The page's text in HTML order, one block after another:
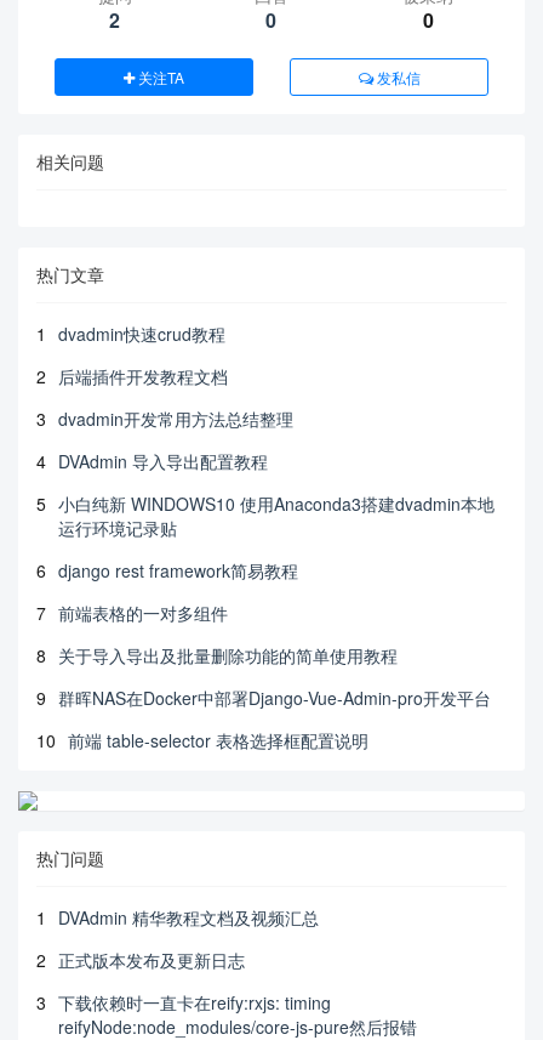
2 0 0
关注TA 发私信
相关问题
热门文章
1
dvadmin快速crud教程
2
后端插件开发教程文档
3 dvadmin开发常用方法总结整理
4 DVAdmin 导入导出配置教程
5 小白纯新 WINDOWS10 使用Anaconda3搭建dvadmin本地
运行环境记录贴
6 django rest framework简易教程
7 前端表格的一对多组件
8 关于导入导出及批量删除功能的简单使用教程
9 群晖NAS在Docker中部署Django-Vue-Admin-pro开发平台
10 前端 table-selector 表格选择框配置说明
热门问题
1
DVAdmin 精华教程文档及视频汇总
2 正式版本发布及更新日志
3 下载依赖时一直卡在reify:rxjs: timing
reifyNode:node_modules/core-js-pure然后报错